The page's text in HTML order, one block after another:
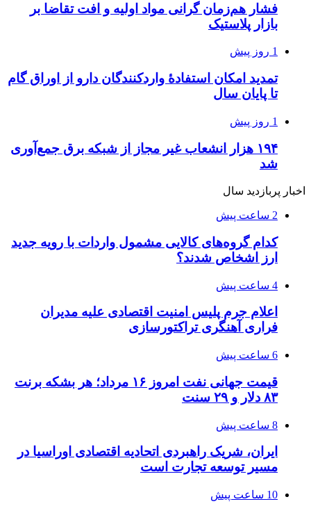
فشار هم‌زمان گرانی مواد اولیه و افت تقاضا بر
بازار پلاستیک
1 روز پیش
تمدید امکان استفادۀ واردکنندگان دارو از اوراق گام
تا پایان سال
1 روز پیش
۱۹۴ هزار انشعاب غیر مجاز از شبکه برق جمع‌آوری
شد
اخبار پربازدید سال
2 ساعت پیش
کدام گروه‌های کالایی مشمول واردات با رویه جدید
ارز اشخاص شدند؟
4 ساعت پیش
اعلام جرم پلیس امنیت اقتصادی علیه مدیران
فراری آهنگری تراکتورسازی
6 ساعت پیش
قیمت جهانی نفت امروز ۱۶ مرداد؛ هر بشکه برنت
۸۳ دلار و ۲۹ سنت
8 ساعت پیش
ایران، شریک راهبردی اتحادیه اقتصادی اوراسیا در
مسیر توسعه تجارت است
10 ساعت پیش